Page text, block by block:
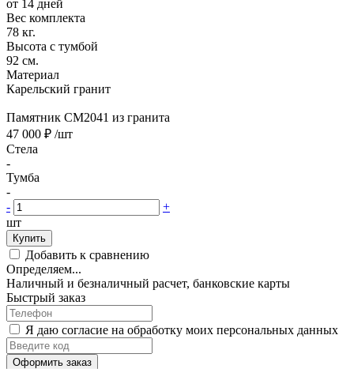
от 14 дней
Вес комплекта
78 кг.
Высота с тумбой
92 см.
Материал
Карельский гранит
Памятник CM2041 из гранита
47 000 ₽ /шт
Стела
-
Тумба
-
-
+
шт
Купить
Добавить к сравнению
Определяем...
Наличный и безналичный расчет, банковские карты
Быстрый заказ
Я даю согласие на обработку моих персональных данных
Оформить заказ